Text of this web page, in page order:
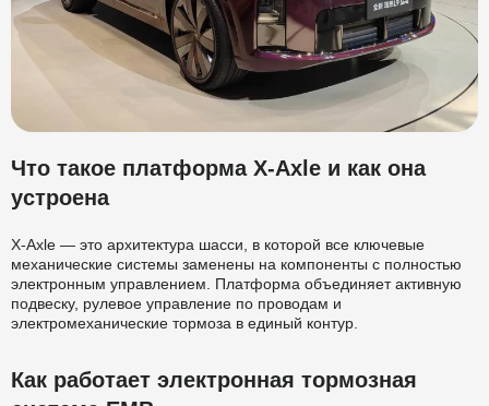
Что такое платформа X-Axle и как она
устроена
X-Axle — это архитектура шасси, в которой все ключевые
механические системы заменены на компоненты с полностью
электронным управлением. Платформа объединяет активную
подвеску, рулевое управление по проводам и
электромеханические тормоза в единый контур.
Как работает электронная тормозная